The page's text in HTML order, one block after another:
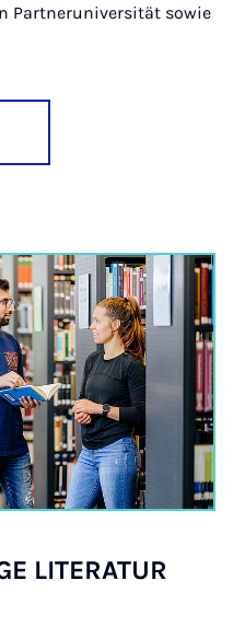
Partneruniversität sowie
LIT­ER­AT­UR